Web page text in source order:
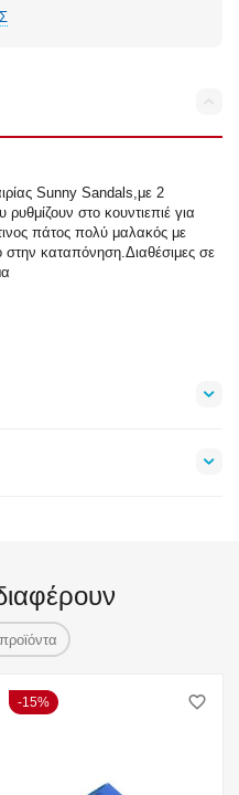
Sunny Sandals,με 2
στο κουντιεπιέ για
πάτος πολύ μαλακός με
καταπόνηση.Διαθέσιμες σε
15%